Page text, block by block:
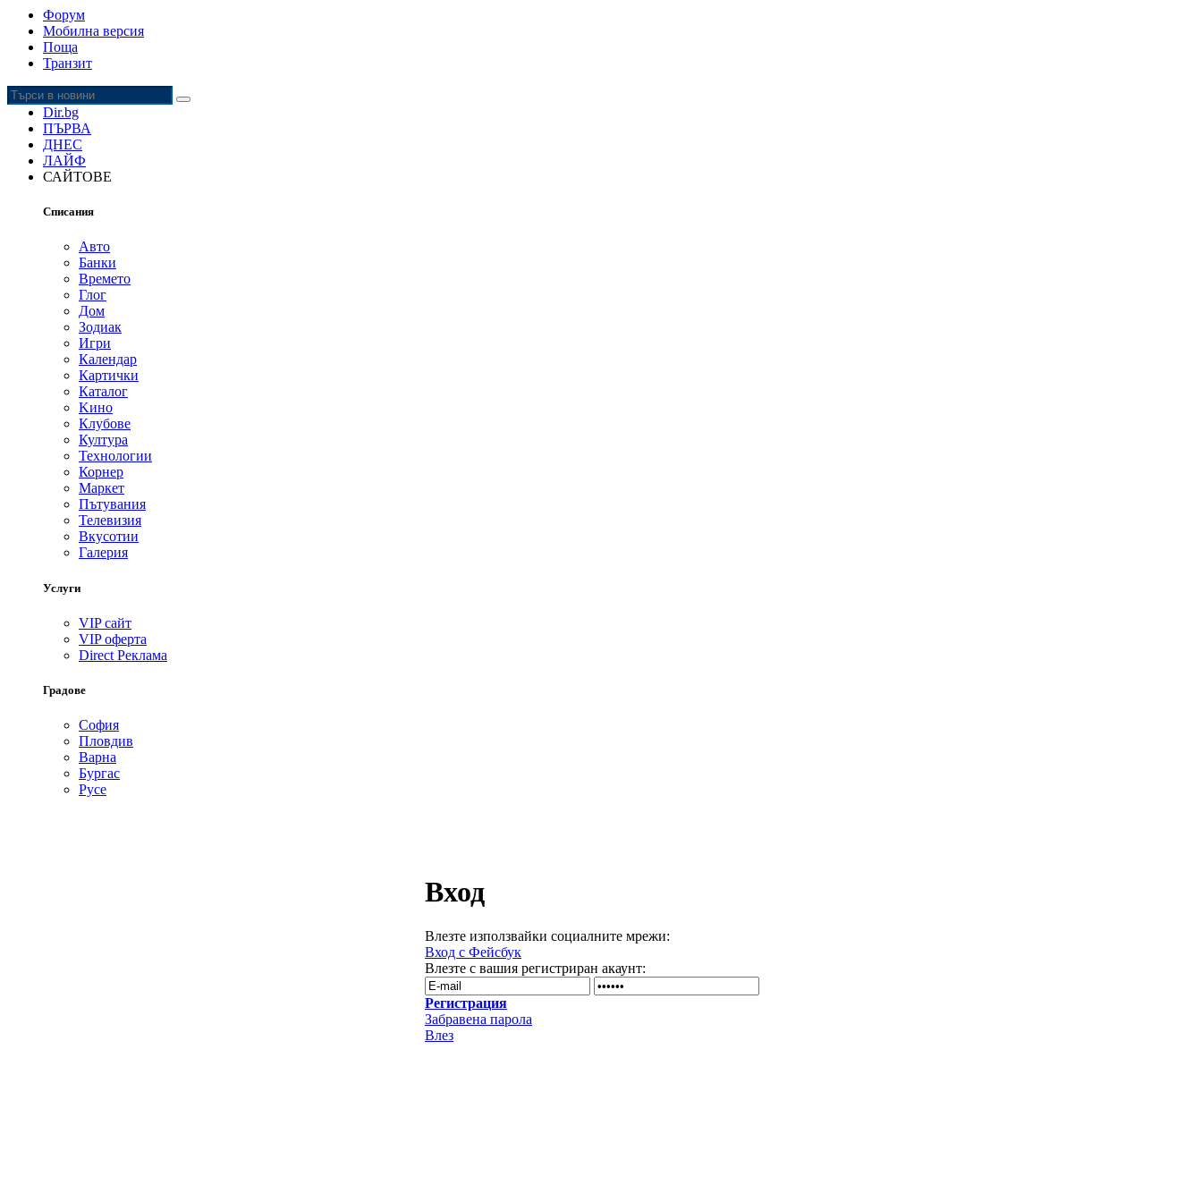
Форум
Мобилна версия
Поща
Транзит
Dir.bg
ПЪРВА
ДНЕС
ЛАЙФ
САЙТОВЕ
Списания
Авто
Банки
Времето
Глог
Дoм
Зодиак
Игри
Календар
Картички
Каталог
Kино
Клубове
Култура
Технологии
Корнер
Маркет
Пътувания
Телевизия
Вкусотии
Галерия
Услуги
VIP сайт
VIP оферта
Direct Реклама
Градове
София
Пловдив
Варна
Бургас
Русе